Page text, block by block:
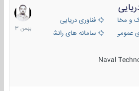
مخابرات دریاییفناوری دریایی
عمومی
سامانه های رانشی دریایی
Naval
6
بهمن
1403